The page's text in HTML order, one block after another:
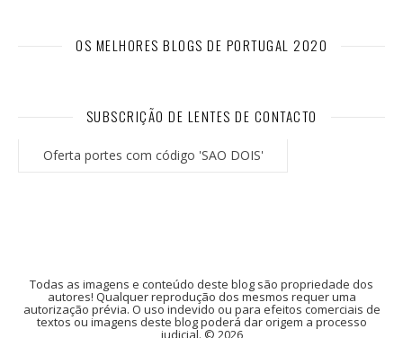
OS MELHORES BLOGS DE PORTUGAL 2020
SUBSCRIÇÃO DE LENTES DE CONTACTO
Oferta portes com código 'SAO DOIS'
Todas as imagens e conteúdo deste blog são propriedade dos
autores! Qualquer reprodução dos mesmos requer uma
autorização prévia. O uso indevido ou para efeitos comerciais de
textos ou imagens deste blog poderá dar origem a processo
judicial. © 2026